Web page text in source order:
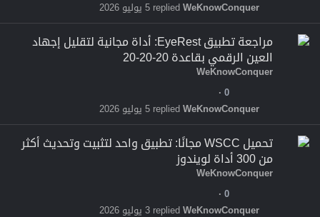
5 يوليو 2026
WeKnowConquer
مراجعة تطبيق EyeRest: أداة مجانية لتقليل إجهاد
العين الرقمي بقاعدة 20-20-20
WeKnowConquer
0
5 يوليو 2026
WeKnowConquer
تحميل WSCC مجانًا: تطبيق واحد لتثبيت وتحديث أكثر
من 300 أداة لويندوز
WeKnowConquer
0
3 يوليو 2026
WeKnowConquer